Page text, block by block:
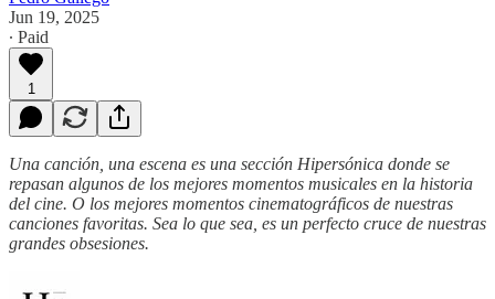
Jun 19, 2025
∙ Paid
1
Una canción, una escena es una sección Hipersónica donde se
repasan algunos de los mejores momentos musicales en la historia
del cine. O los mejores momentos cinematográficos de nuestras
canciones favoritas. Sea lo que sea, es un perfecto cruce de nuestras
grandes obsesiones.